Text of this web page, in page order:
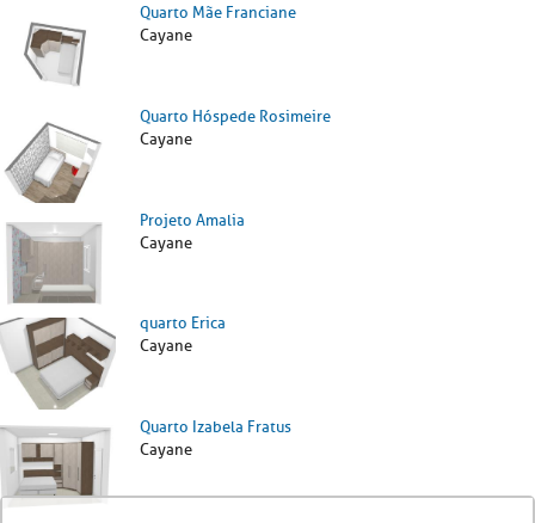
Quarto Mãe Franciane
Cayane
Quarto Hóspede Rosimeire
Cayane
Projeto Amalia
Cayane
quarto Erica
Cayane
Quarto Izabela Fratus
Cayane